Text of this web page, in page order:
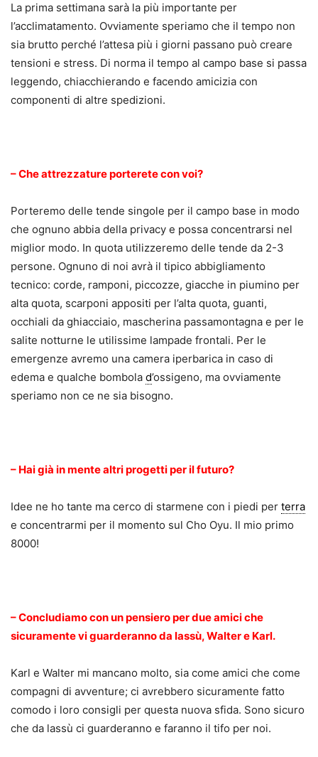
La prima settimana sarà la più importante per
l’acclimatamento. Ovviamente speriamo che il tempo non
sia brutto perché l’attesa più i giorni passano può creare
tensioni e stress. Di norma il tempo al campo base si passa
leggendo, chiacchierando e facendo amicizia con
componenti di altre spedizioni.
– Che attrezzature porterete con voi?
Porteremo delle tende singole per il campo base in modo
che ognuno abbia della privacy e possa concentrarsi nel
miglior modo. In quota utilizzeremo delle tende da 2-3
persone. Ognuno di noi avrà il tipico abbigliamento
tecnico: corde, ramponi, piccozze, giacche in piumino per
alta quota, scarponi appositi per l’alta quota, guanti,
occhiali da ghiacciaio, mascherina passamontagna e per le
salite notturne le utilissime lampade frontali. Per le
emergenze avremo una camera iperbarica in caso di
edema e qualche bombola d’ossigeno, ma ovviamente
speriamo non ce ne sia bisogno.
– Hai già in mente altri progetti per il futuro?
Idee ne ho tante ma cerco di starmene con i piedi per terra
e concentrarmi per il momento sul Cho Oyu. Il mio primo
8000!
– Concludiamo con un pensiero per due amici che
sicuramente vi guarderanno da lassù, Walter e Karl.
Karl e Walter mi mancano molto, sia come amici che come
compagni di avventure; ci avrebbero sicuramente fatto
comodo i loro consigli per questa nuova sfida. Sono sicuro
che da lassù ci guarderanno e faranno il tifo per noi.